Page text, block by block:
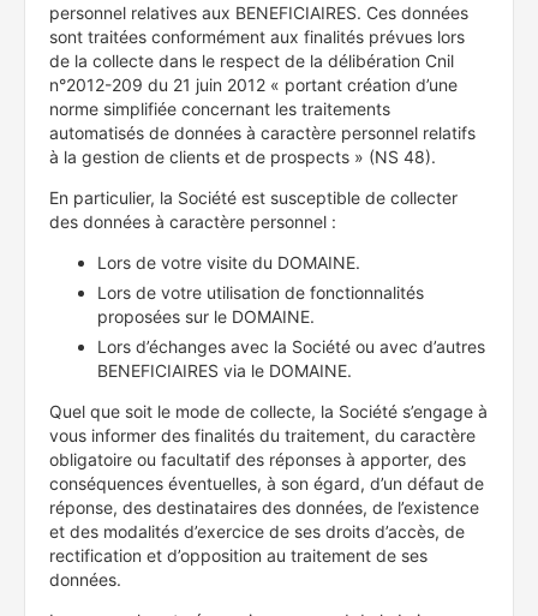
personnel relatives aux BENEFICIAIRES. Ces données
sont traitées conformément aux finalités prévues lors
de la collecte dans le respect de la délibération Cnil
n°2012-209 du 21 juin 2012 « portant création d’une
norme simplifiée concernant les traitements
automatisés de données à caractère personnel relatifs
à la gestion de clients et de prospects » (NS 48).
En particulier, la Société est susceptible de collecter
des données à caractère personnel :
Lors de votre visite du DOMAINE.
Lors de votre utilisation de fonctionnalités
proposées sur le DOMAINE.
Lors d’échanges avec la Société ou avec d’autres
BENEFICIAIRES via le DOMAINE.
Quel que soit le mode de collecte, la Société s’engage à
vous informer des finalités du traitement, du caractère
obligatoire ou facultatif des réponses à apporter, des
conséquences éventuelles, à son égard, d’un défaut de
réponse, des destinataires des données, de l’existence
et des modalités d’exercice de ses droits d’accès, de
rectification et d’opposition au traitement de ses
données.